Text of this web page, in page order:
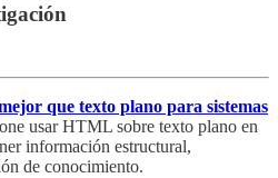
que texto plano para sistemas
usar HTML sobre texto plano en
información estructural,
de conocimiento.